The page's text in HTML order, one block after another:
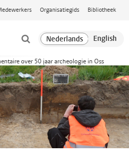
Organisatiegids Bibliotheek
over 50 jaar archeologie in Oss